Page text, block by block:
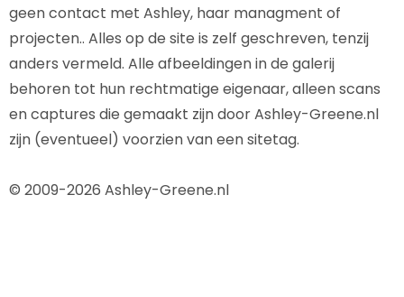
geen contact met Ashley, haar managment of
projecten.. Alles op de site is zelf geschreven, tenzij
anders vermeld. Alle afbeeldingen in de galerij
behoren tot hun rechtmatige eigenaar, alleen scans
en captures die gemaakt zijn door Ashley-Greene.nl
zijn (eventueel) voorzien van een sitetag.
© 2009-2026 Ashley-Greene.nl